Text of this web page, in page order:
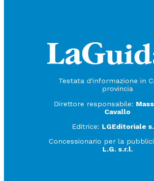
Testata d'informazione in
provincia
Direttore responsabile:
Cavallo
Editrice: LGEditoriale
Concessionario per la
L.G. s.r.l.